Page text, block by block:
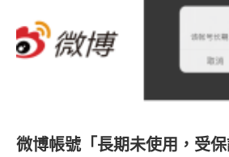
微博帳號「長期未使用，受